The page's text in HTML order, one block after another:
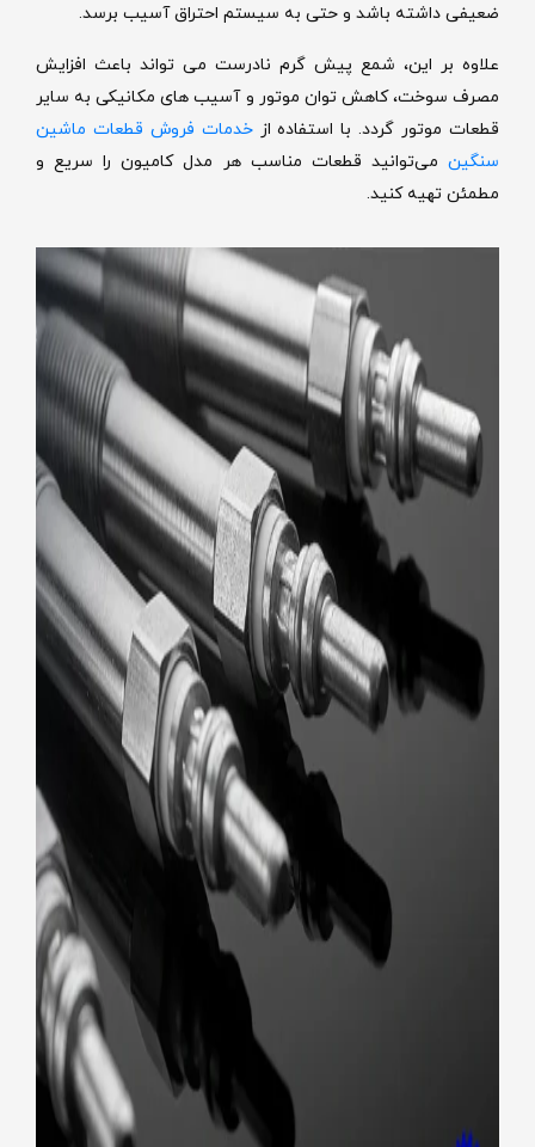
ضعیفی داشته باشد و حتی به سیستم احتراق آسیب برسد.
علاوه بر این، شمع پیش گرم نادرست می تواند باعث افزایش
مصرف سوخت، کاهش توان موتور و آسیب های مکانیکی به سایر
قطعات موتور گردد. با استفاده ازخدمات فروش قطعات ماشین
سنگین می‌توانید قطعات مناسب هر مدل کامیون را سریع و
مطمئن تهیه کنید.